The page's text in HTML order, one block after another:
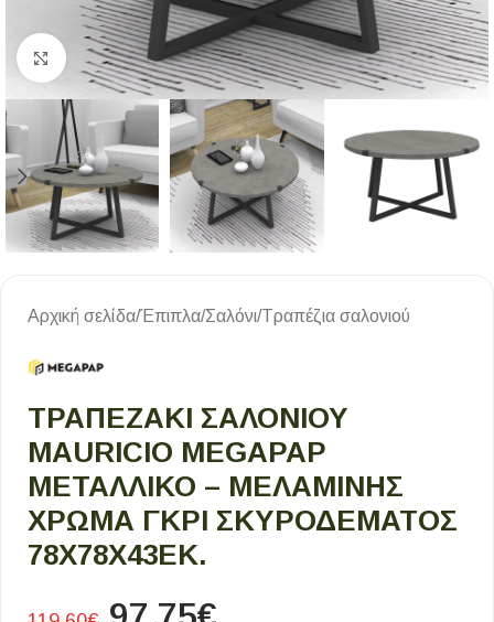
Κλικ για μεγέθυνση
Αρχική σελίδα/Έπιπλα/Σαλόνι/Τραπέζια σαλονιού
ΤΡΑΠΕΖΆΚΙ ΣΑΛΟΝΙΟΎ
MAURICIO MEGAPAP
ΜΕΤΑΛΛΙΚΌ – ΜΕΛΑΜΊΝΗΣ
ΧΡΏΜΑ ΓΚΡΙ ΣΚΥΡΟΔΈΜΑΤΟΣ
78X78X43ΕΚ.